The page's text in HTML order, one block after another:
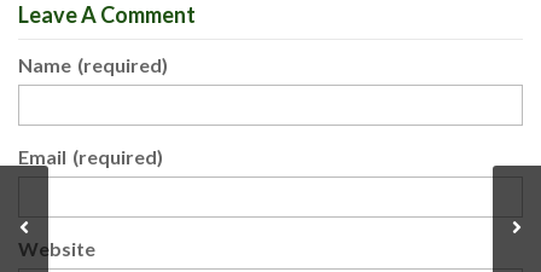
Leave A Comment
Name (required)
Email (required)
Website